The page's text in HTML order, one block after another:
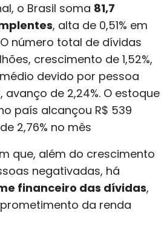
o Brasil soma 81,7
, alta de 0,51% em
número total de dívidas
crescimento de 1,52%,
devido por pessoa
avanço de 2,24%. O estoque
país alcançou R$ 539
2,76% no mês
que, além do crescimento
negativadas, há
financeiro das dívidas,
da renda